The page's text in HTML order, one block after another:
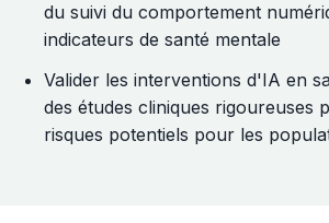
du suivi du comportement
indicateurs de santé mentale
Valider les interventions d'IA en
des études cliniques rigoureuses
risques potentiels pour les